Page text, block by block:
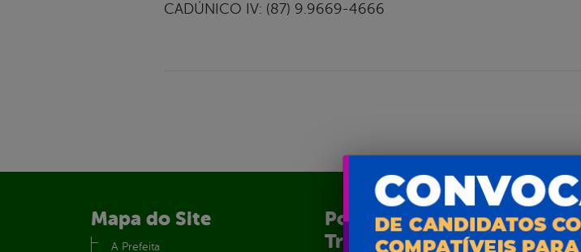
CADÚNICO IV: (87) 9.9669-4666
Mapa do Site
A Prefeita
Portal da
Transparência